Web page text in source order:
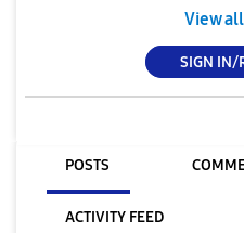
View
SIGN IN/
POSTS
ACTIVITY FEED